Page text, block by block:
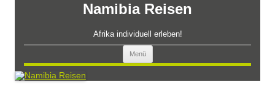
Namibia Reisen
Afrika individuell erleben!
Menü